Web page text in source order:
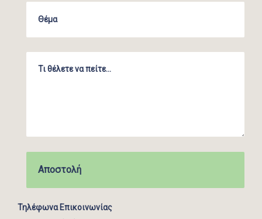
Τηλέφωνα Επικοινωνίας